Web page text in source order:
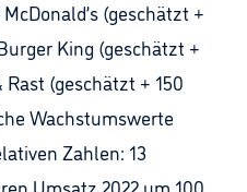
(geschätzt +
King (geschätzt +
Rast (geschätzt + 150
Wachstumswerte
Zahlen: 13
Umsatz 2022 um 100